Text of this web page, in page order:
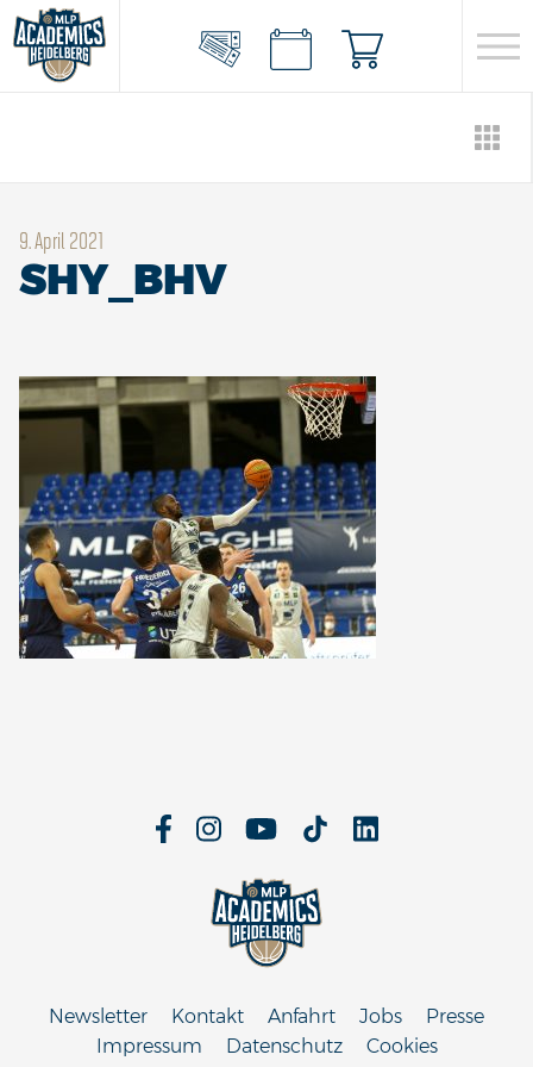
9. April 2021
SHY_BHV
Newsletter Kontakt Anfahrt Jobs
Presse
Impressum
Datenschutz Cookies